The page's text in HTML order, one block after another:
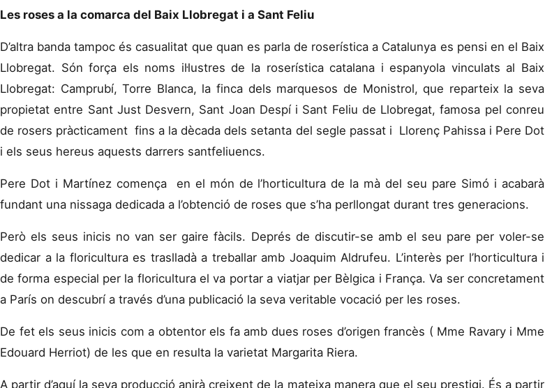
Les roses a la comarca del Baix Llobregat i a Sant Feliu
D’altra banda tampoc és casualitat que quan es parla de roserística a Catalunya es pensi en el Baix
Llobregat. Són força els noms il·lustres de la roserística catalana i espanyola vinculats al Baix
Llobregat: Camprubí, Torre Blanca, la finca dels marquesos de Monistrol, que reparteix la seva
propietat entre Sant Just Desvern, Sant Joan Despí i Sant Feliu de Llobregat, famosa pel conreu
de rosers pràcticament fins a la dècada dels setanta del segle passat i Llorenç Pahissa i Pere Dot
i els seus hereus aquests darrers santfeliuencs.
Pere Dot i Martínez comença en el món de l’horticultura de la mà del seu pare Simó i acabarà
fundant una nissaga dedicada a l’obtenció de roses que s’ha perllongat durant tres generacions.
Però els seus inicis no van ser gaire fàcils. Deprés de discutir-se amb el seu pare per voler-se
dedicar a la floricultura es traslladà a treballar amb Joaquim Aldrufeu. L’interès per l’horticultura i
de forma especial per la floricultura el va portar a viatjar per Bèlgica i França. Va ser concretament
a París on descubrí a través d’una publicació la seva veritable vocació per les roses.
De fet els seus inicis com a obtentor els fa amb dues roses d’origen francès ( Mme Ravary i Mme
Edouard Herriot) de les que en resulta la varietat Margarita Riera.
A partir d’aquí la seva producció anirà creixent de la mateixa manera que el seu prestigi. És a partir